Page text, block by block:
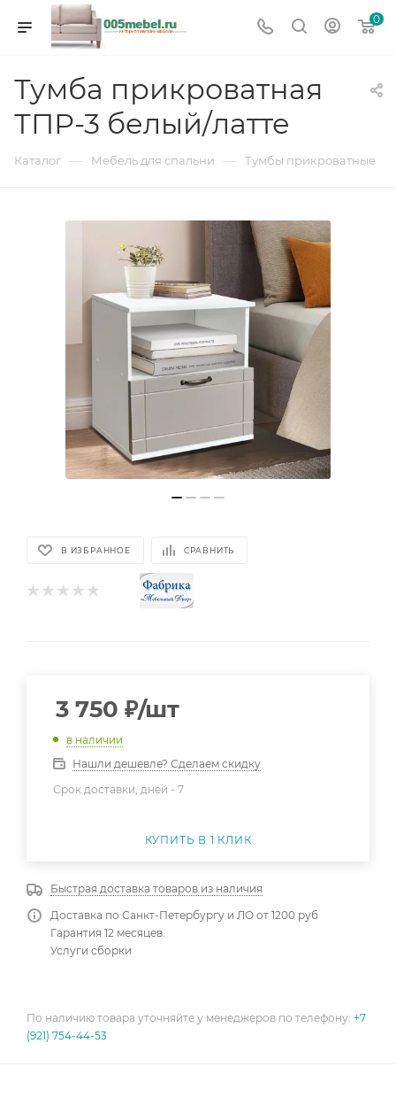
0
Тумба прикроватная
ТПР-3 белый/латте
Каталог — Мебель для спальни — Тумбы прикроватные
В ИЗБРАННОЕ СРАВНИТЬ
3 750 ₽/шт
в наличии
Нашли дешевле? Сделаем скидку
Срок доставки, дней - 7
КУПИТЬ В 1 КЛИК
Быстрая доставка товаров из наличия
Доставка по Санкт-Петербургу и ЛО от 1200 руб
Гарантия 12 месяцев.
Услуги сборки
По наличию товара уточняйте у менеджеров по телефону: +7
(921) 754-44-53